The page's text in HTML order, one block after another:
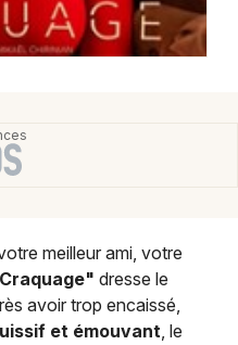
meilleur ami, votre
dresse le
avoir trop encaissé,
et émouvant, le